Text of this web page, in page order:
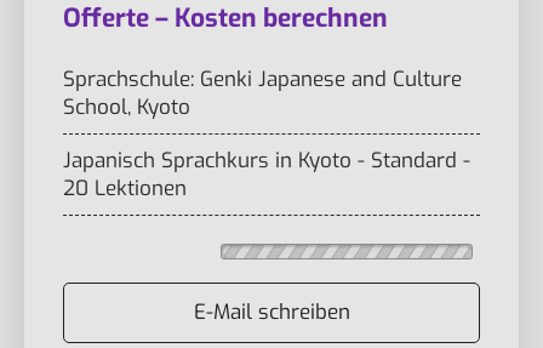
Offerte – Kosten berechnen
Sprachschule: Genki Japanese and Culture
School, Kyoto
Japanisch Sprachkurs in Kyoto - Standard -
20 Lektionen
E-Mail schreiben